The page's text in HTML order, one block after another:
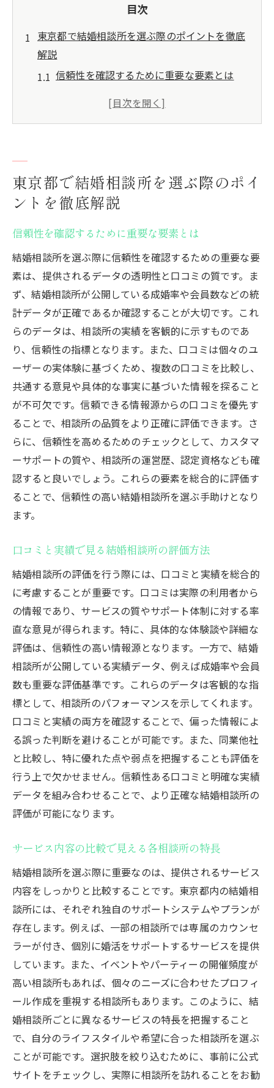
目次
東京都で結婚相談所を選ぶ際のポイントを徹底
解説
信頼性を確認するために重要な要素とは
口コミと実績で見る結婚相談所の評価方法
び方
成婚率が高い結婚相談所を見つけるコツ
結婚相談所の利便性を活用した効率的な婚活方
法
カウンセラーとの目標設定で婚活をスムー
ズに
婚活イベントへの積極参加で出会いを広げ
る
プロフィール作成で最大限の魅力を引き出
す
ネットワークを活用した広範囲でのパート
ナー探し
オンラインツールを使った効率的な活動の
成婚までのスケジュールを意識したプラン
ニング
を選ぶ
透明性のある契約内容が信頼の第一歩
個人情報保護とセキュリティ対策の充実度
長年の実績が信頼の証となる理由
実際の成婚カップル数で見る信頼性
相談所の運営体制とバックアップ体制の確
認
東京都内の結婚相談所が提供する多様なサービ
スの魅力
マンツーマンカウンセリングの効果と魅力
専門家による婚活戦略アドバイス
婚活イベントやセミナーでの新たな学び
オンライン面談による柔軟な対応
個別ニーズに応じたカスタマイズプラン
婚活
成婚率を高める結婚相談所の特徴とは
成功事例から学ぶ成婚の秘訣
成婚までのプロセスを支える専門カウンセ
ラー
統計データで見る成婚率の実際
成婚事例からにじみ出る相談所の実力
綿密なフィードバックとアドバイスの重要
性
定期的な進捗確認で成婚を目指す
婚活を成功に導くための結婚相談所のサポート
体制
東京都で結婚相談所を選ぶ際のポイ
ントを徹底解説
信頼性を確認するために重要な要素とは
結婚相談所を選ぶ際に信頼性を確認するための重要な要
素は、提供されるデータの透明性と口コミの質です。ま
ず、結婚相談所が公開している成婚率や会員数などの統
計データが正確であるか確認することが大切です。これ
らのデータは、相談所の実績を客観的に示すものであ
り、信頼性の指標となります。また、口コミは個々のユ
ーザーの実体験に基づくため、複数の口コミを比較し、
共通する意見や具体的な事実に基づいた情報を探ること
が不可欠です。信頼できる情報源からの口コミを優先す
ることで、相談所の品質をより正確に評価できます。さ
らに、信頼性を高めるためのチェックとして、カスタマ
ーサポートの質や、相談所の運営歴、認定資格なども確
認すると良いでしょう。これらの要素を総合的に評価す
ることで、信頼性の高い結婚相談所を選ぶ手助けとなり
ます。
口コミと実績で見る結婚相談所の評価方法
結婚相談所の評価を行う際には、口コミと実績を総合的
に考慮することが重要です。口コミは実際の利用者から
の情報であり、サービスの質やサポート体制に対する率
直な意見が得られます。特に、具体的な体験談や詳細な
評価は、信頼性の高い情報源となります。一方で、結婚
相談所が公開している実績データ、例えば成婚率や会員
数も重要な評価基準です。これらのデータは客観的な指
標として、相談所のパフォーマンスを示してくれます。
口コミと実績の両方を確認することで、偏った情報によ
る誤った判断を避けることが可能です。また、同業他社
と比較し、特に優れた点や弱点を把握することも評価を
行う上で欠かせません。信頼性ある口コミと明確な実績
データを組み合わせることで、より正確な結婚相談所の
評価が可能になります。
サービス内容の比較で見える各相談所の特長
結婚相談所を選ぶ際に重要なのは、提供されるサービス
内容をしっかりと比較することです。東京都内の結婚相
談所には、それぞれ独自のサポートシステムやプランが
存在します。例えば、一部の相談所では専属のカウンセ
ラーが付き、個別に婚活をサポートするサービスを提供
しています。また、イベントやパーティーの開催頻度が
高い相談所もあれば、個々のニーズに合わせたプロフィ
ール作成を重視する相談所もあります。このように、結
婚相談所ごとに異なるサービスの特長を把握すること
で、自分のライフスタイルや希望に合った相談所を選ぶ
ことが可能です。選択肢を絞り込むために、事前に公式
サイトをチェックし、実際に相談所を訪れることをお勧